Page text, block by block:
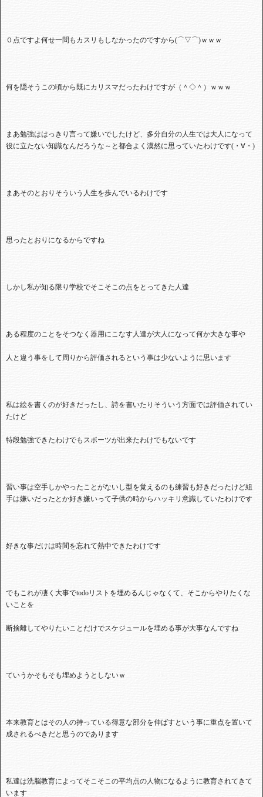
０点ですよ何せ一問もカスリもしなかったのですから(⌒▽⌒)ｗｗｗ
何を隠そうこの頃から既にカリスマだったわけですが（＾◇＾）ｗｗｗ
まあ勉強ははっきり言って嫌いでしたけど、多分自分の人生では大人になって
役に立たない知識なんだろうな～と都合よく漠然に思っていたわけです(・∀・)
まあそのとおりそういう人生を歩んでいるわけです
思ったとおりになるからですね
しかし私が知る限り学校でそこそこの点をとってきた人達
ある程度のことをそつなく器用にこなす人達が大人になって何か大きな事や
人と違う事をして周りから評価されるという事は少ないように思います
私は絵を書くのが好きだったし、詩を書いたりそういう方面では評価されてい
たけど
特段勉強できたわけでもスポーツが出来たわけでもないです
習い事は空手しかやったことがないし型を覚えるのも練習も好きだったけど組
手は嫌いだったとか好き嫌いって子供の時からハッキリ意識していたわけです
好きな事だけは時間を忘れて熱中できたわけです
でもこれが凄く大事でtodoリストを埋めるんじゃなくて、そこからやりたくな
いことを
断捨離してやりたいことだけでスケジュールを埋める事が大事なんですね
ていうかそもそも埋めようとしないｗ
本来教育とはその人の持っている得意な部分を伸ばすという事に重点を置いて
成されるべきだと思うのであります
私達は洗脳教育によってそこそこの平均点の人物になるように教育されてきて
います